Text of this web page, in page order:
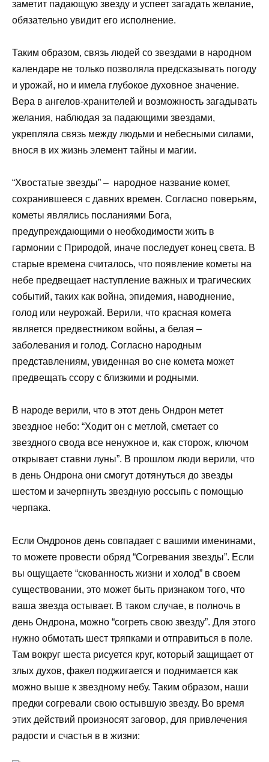
заметит падающую звезду и успеет загадать желание,
обязательно увидит его исполнение.
Таким образом, связь людей со звездами в народном
календаре не только позволяла предсказывать погоду
и урожай, но и имела глубокое духовное значение.
Вера в ангелов-хранителей и возможность загадывать
желания, наблюдая за падающими звездами,
укрепляла связь между людьми и небесными силами,
внося в их жизнь элемент тайны и магии.
“Хвостатые звезды” – народное название комет,
сохранившееся с давних времен. Согласно поверьям,
кометы являлись посланиями Бога,
предупреждающими о необходимости жить в
гармонии с Природой, иначе последует конец света. В
старые времена считалось, что появление кометы на
небе предвещает наступление важных и трагических
событий, таких как война, эпидемия, наводнение,
голод или неурожай. Верили, что красная комета
является предвестником войны, а белая –
заболевания и голод. Согласно народным
представлениям, увиденная во сне комета может
предвещать ссору с близкими и родными.
В народе верили, что в этот день Ондрон метет
звездное небо: “Ходит он с метлой, сметает со
звездного свода все ненужное и, как сторож, ключом
открывает ставни луны”. В прошлом люди верили, что
в день Ондрона они смогут дотянуться до звезды
шестом и зачерпнуть звездную россыпь с помощью
черпака.
Если Ондронов день совпадает с вашими именинами,
то можете провести обряд “Согревания звезды”. Если
вы ощущаете “скованность жизни и холод” в своем
существовании, это может быть признаком того, что
ваша звезда остывает. В таком случае, в полночь в
день Ондрона, можно “согреть свою звезду”. Для этого
нужно обмотать шест тряпками и отправиться в поле.
Там вокруг шеста рисуется круг, который защищает от
злых духов, факел поджигается и поднимается как
можно выше к звездному небу. Таким образом, наши
предки согревали свою остывшую звезду. Во время
этих действий произносят заговор, для привлечения
радости и счастья в в жизни: